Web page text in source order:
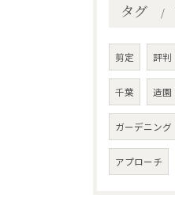
タグ
剪定 評判
千葉 造園
ガーデニング
アプローチ